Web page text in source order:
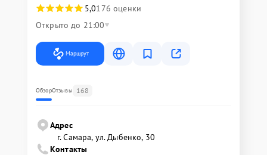
5,0176 оценки
Открыто до 21:00
Маршрут
ОбзорОтзывы 168
Адрес
г. Самара, ул. Дыбенко, 30
Контакты